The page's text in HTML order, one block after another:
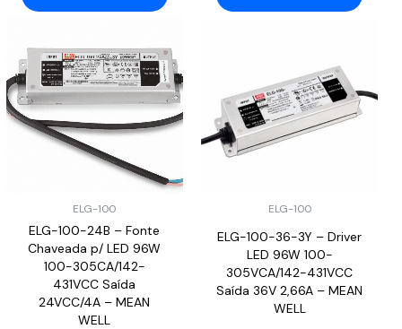
ELG-100
ELG-100-24B – Fonte
Chaveada p/ LED 96W
100-305CA/142-
431VCC Saída
24VCC/4A – MEAN
WELL
ELG-100
ELG-100-36-3Y – Driver
LED 96W 100-
305VCA/142-431VCC
Saída 36V 2,66A – MEAN
WELL